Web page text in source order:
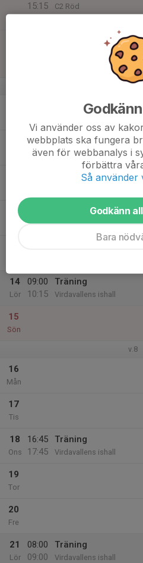
15:15
C2 Röd
Match mot Växjö
Vida Arena, Träningshallen
v.7
Träning
12
14
Lör
09:00
10:15
Träning
Virdavallens ishall
15
Sön
v.8
16
Mån
17
Tis
18
Ons
16:45
17:45
Träning
Virdavallens ishall
19
Tor
20
Fre
21
Lör
08:00
09:00
Träning
Virdavallens ishall
Vi använder oss av
webbplats ska fungera
även för webbanalys i
förbättra
Så använder
Godkänn
Bara